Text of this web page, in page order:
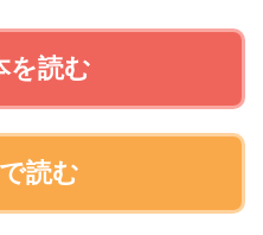
を読む
読む